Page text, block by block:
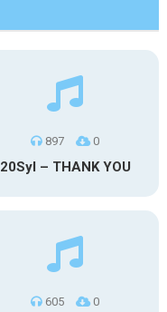
897 0
20Syl – THANK YOU
605 0